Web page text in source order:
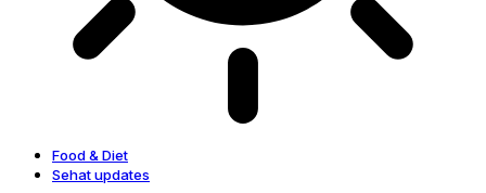
Food & Diet
Sehat updates